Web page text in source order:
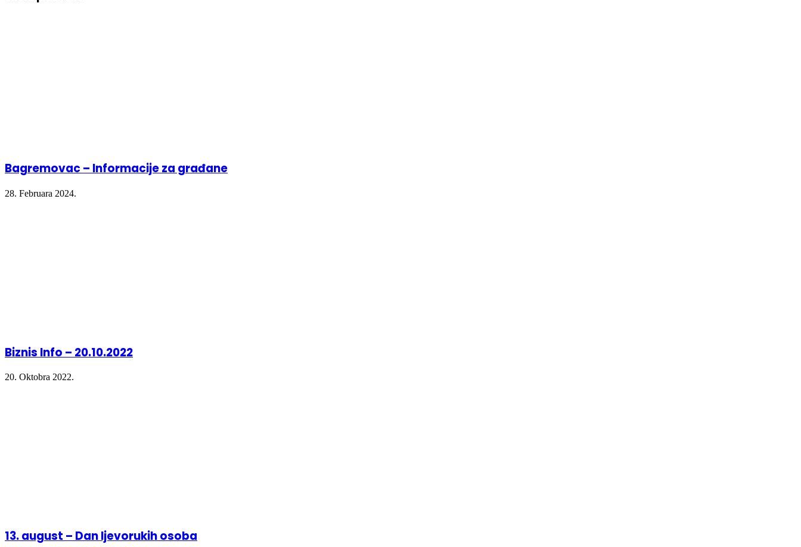
in in in
Bagremovac – Informacije za građane
28. Februara 2024.
Biznis Info – 20.10.2022
20. Oktobra 2022.
13. august – Dan ljevorukih osoba